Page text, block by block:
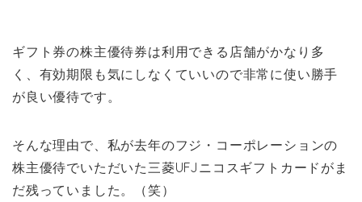
ギフト券の株主優待券は利用できる店舗がかなり多
く、有効期限も気にしなくていいので非常に使い勝手
が良い優待です。
そんな理由で、私が去年のフジ・コーポレーションの
株主優待でいただいた三菱UFJニコスギフトカードがま
だ残っていました。（笑）